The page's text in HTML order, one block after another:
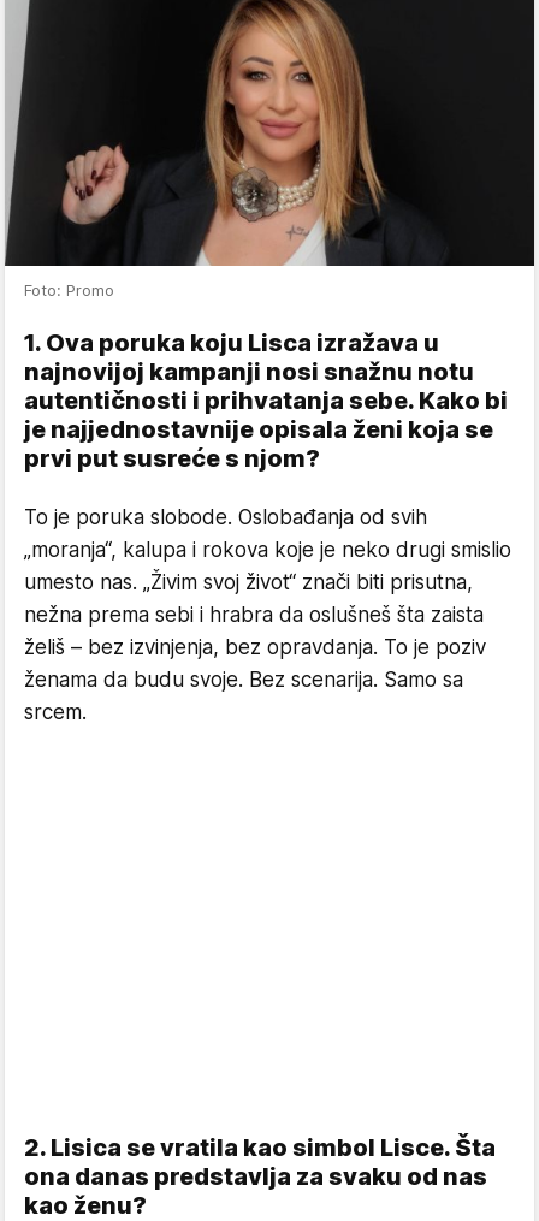
Foto: Promo
1. Ova poruka koju Lisca izražava u
najnovijoj kampanji nosi snažnu notu
autentičnosti i prihvatanja sebe. Kako bi
je najjednostavnije opisala ženi koja se
prvi put susreće s njom?
To je poruka slobode. Oslobađanja od svih
„moranja“, kalupa i rokova koje je neko drugi smislio
umesto nas. „Živim svoj život“ znači biti prisutna,
nežna prema sebi i hrabra da oslušneš šta zaista
želiš – bez izvinjenja, bez opravdanja. To je poziv
ženama da budu svoje. Bez scenarija. Samo sa
srcem.
2. Lisica se vratila kao simbol Lisce. Šta
ona danas predstavlja za svaku od nas
kao ženu?